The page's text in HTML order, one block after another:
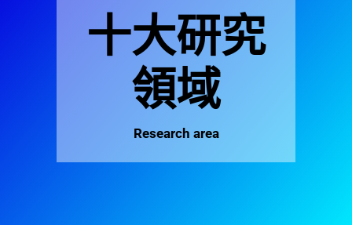
十大研究
領域
Research area